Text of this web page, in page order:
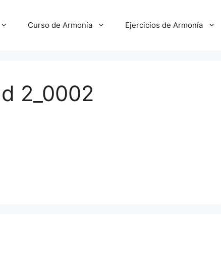
Curso de Armonía Ejercicios de Armonía
2_0002